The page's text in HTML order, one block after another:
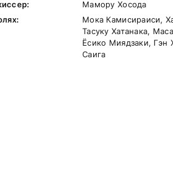
Мамору Хосода
Мока Камисираиси,
Тасуку Хатанака,
Ёсико Миядзаки, Гэн
Саига